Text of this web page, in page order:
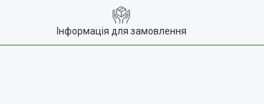
Інформація для замовлення